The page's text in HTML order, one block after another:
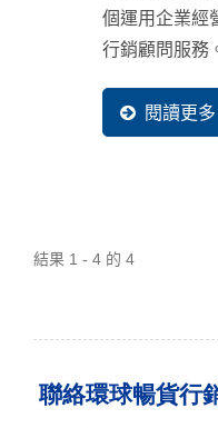
個運用企業經
行銷顧問服務
服買主，並
象，讓您不再
閱讀更多
結果 1 - 4 的 4